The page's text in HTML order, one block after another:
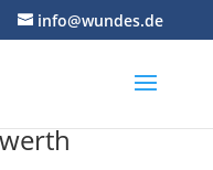
info@wundes.de